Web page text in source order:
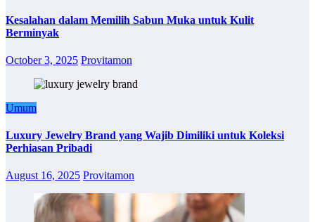
Kesalahan dalam Memilih Sabun Muka untuk Kulit
Berminyak
October 3, 2025 Provitamon
Umum
Luxury Jewelry Brand yang Wajib Dimiliki untuk Koleksi
Perhiasan Pribadi
August 16, 2025 Provitamon